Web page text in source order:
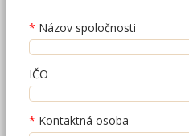
Názov spoločnosti
IČO
Kontaktná osoba